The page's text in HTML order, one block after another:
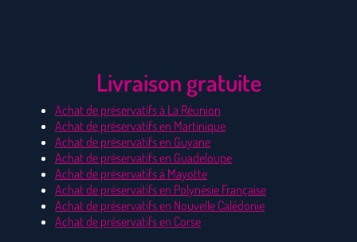
Livraison gratuite
Achat de préservatifs à La Réunion
Achat de préservatifs en Martinique
Achat de préservatifs en Guyane
Achat de préservatifs en Guadeloupe
Achat de préservatifs à Mayotte
Achat de préservatifs en Polynésie Française
Achat de préservatifs en Nouvelle Calédonie
Achat de préservatifs en Corse